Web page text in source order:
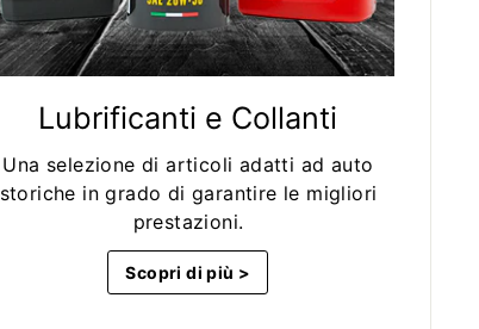
Lubrificanti e Collanti
Una selezione di articoli adatti ad auto
storiche in grado di garantire le migliori
prestazioni.
Scopri di più >